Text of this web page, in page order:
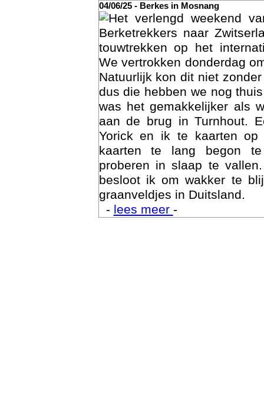
04/06/25 - Berkes in Mosnang
Het verlengd weekend
Berketrekkers naar
touwtrekken op het
We vertrokken donderdag
Natuurlijk kon dit niet
dus die hebben we nog
was het gemakkelijker als
aan de brug in Turnhout.
Yorick en ik te kaarten op
kaarten te lang begon
proberen in slaap te
besloot ik om wakker te
graanveldjes in Duitsland.
- lees meer -